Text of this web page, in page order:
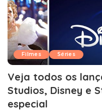
Filmes Séries
Veja todos os
Studios, Disney e
especial